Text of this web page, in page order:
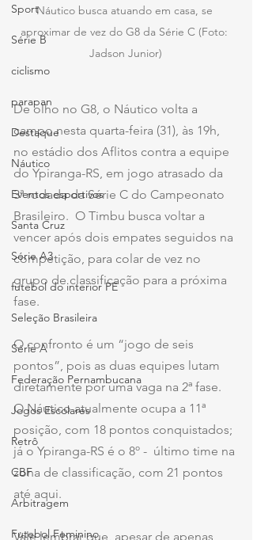
Sport
Série B
ciclismo
parapan
Destaque
Náutico
Eventos esportivos
Santa Cruz
Série A3
futebol do interior PE
Seleção Brasileira
Série A
Federação Pernambucana
Jogos Escolares
Retrô
CBF
Arbitragem
Futebol Feminino
Náutico busca atuando em casa, se
aproximar de vez do G8 da Série C (Foto:
Jadson Junior)
De olho no G8, o Náutico volta a
campo nesta quarta-feira (31), às 19h,
no estádio dos Aflitos contra a equipe
do Ypiranga-RS, em jogo atrasado da
3ª rodada da Série C do Campeonato
Brasileiro.  O Timbu busca voltar a
vencer após dois empates seguidos na
competição, para colar de vez no
grupo de classificação para a próxima
fase.
O confronto é um “jogo de seis
pontos”, pois as duas equipes lutam
diretamente por uma vaga na 2ª fase.
O Náutico atualmente ocupa a 11ª
posição, com 18 pontos conquistados;
já o Ypiranga-RS é o 8º -  último time na
zona de classificação, com 21 pontos
até aqui.
Vale lembrar que, apesar de apenas